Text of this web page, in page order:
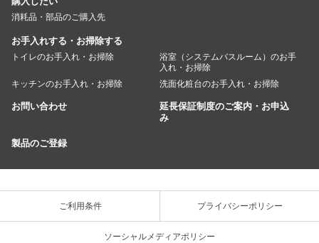
消耗品・部品のご購入先
お手入れする・お掃除する
トイレのお手入れ・お掃除
浴室（システムバスルーム）のお手
入れ・お掃除
キッチンのお手入れ・お掃除
洗面化粧台のお手入れ・お掃除
お問い合わせ
延長保証制度のご案内・お申込
み
製品のご登録
ご利用条件 プライバシーポリシー
ソーシャルメディアポリシー